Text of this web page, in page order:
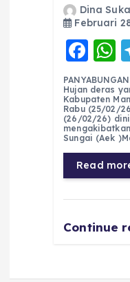
Dina
Februari
F
a
c
e
b
o
o
k
h
a
p
p
Hujan deras
Kabupaten
Rabu (25/02/
(26/02/26)
Sungai (Aek
Read
Continue